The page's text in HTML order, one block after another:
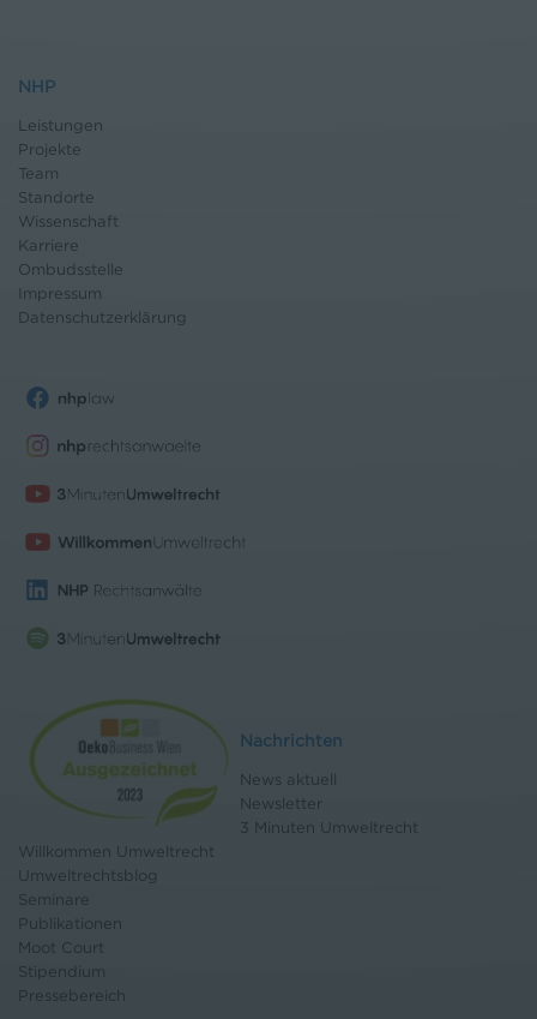
NHP
Leistungen
Projekte
Team
Standorte
Wissenschaft
Karriere
Ombudsstelle
Impressum
Datenschutzerklärung
Nachrichten
News aktuell
Newsletter
3 Minuten Umweltrecht
Willkommen Umweltrecht
Umweltrechtsblog
Seminare
Publikationen
Moot Court
Stipendium
Pressebereich